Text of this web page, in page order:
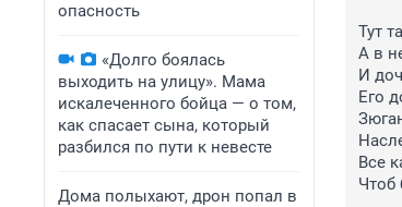
опасность
«Долго боялась
выходить на улицу». Мама
искалеченного бойца — о том,
как спасает сына, который
разбился по пути к невесте
Дома полыхают, дрон попал в
Тут
А в
И
Его
Все
Чтоб